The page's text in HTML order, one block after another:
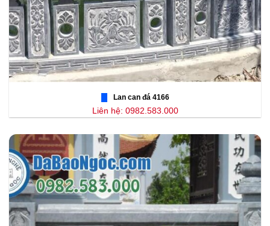
Lan can đá 4166
Liên hệ: 0982.583.000